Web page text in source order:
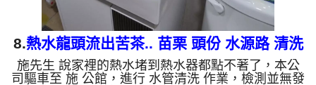
8.熱水龍頭流出苦茶.. 苗栗 頭份 水源路 清洗
水管
施先生 說家裡的熱水堵到熱水器都點不著了，本公
司驅車至 施 公館，進行 水管清洗 作業，檢測並無發